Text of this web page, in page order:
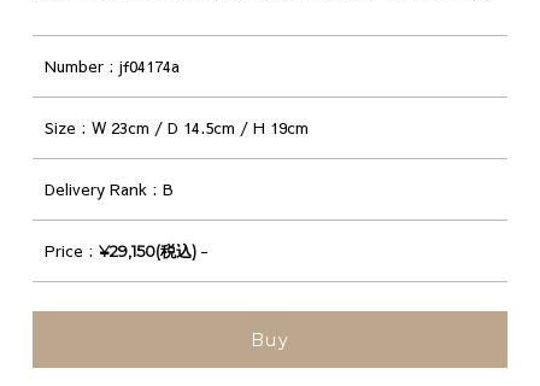
Number jf04174a
Size W 23cm / D 14.5cm / H 19cm
Delivery Rank B
Price ¥29,150(税込) -
Buy